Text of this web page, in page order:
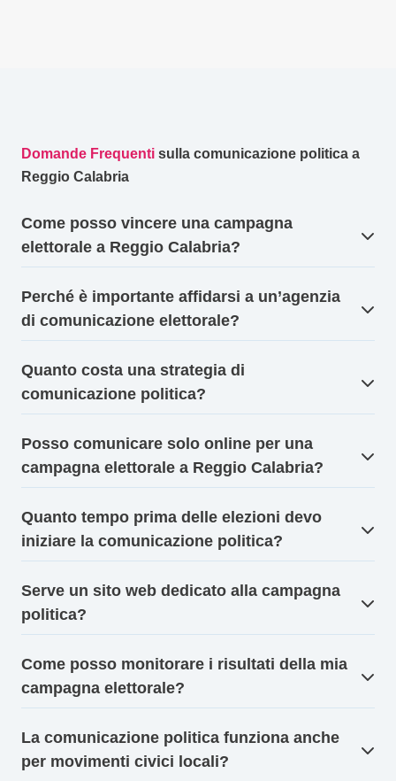
Domande Frequenti sulla comunicazione politica a
Reggio Calabria
Come posso vincere una campagna
elettorale a Reggio Calabria?
Perché è importante affidarsi a un’agenzia
di comunicazione elettorale?
Quanto costa una strategia di
comunicazione politica?
Posso comunicare solo online per una
campagna elettorale a Reggio Calabria?
Quanto tempo prima delle elezioni devo
iniziare la comunicazione politica?
Serve un sito web dedicato alla campagna
politica?
Come posso monitorare i risultati della mia
campagna elettorale?
La comunicazione politica funziona anche
per movimenti civici locali?